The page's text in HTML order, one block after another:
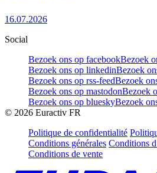
16.07.2026
Social
Bezoek ons op facebookBezoek
Bezoek ons op linkedinBezoek
Bezoek ons op rss-feedBezoek
Bezoek ons op mastodonBezoek
Bezoek ons op blueskyBezoek
© 2026 Euractiv FR
Politique de confidentialité
Conditions générales Conditions
Conditions de vente